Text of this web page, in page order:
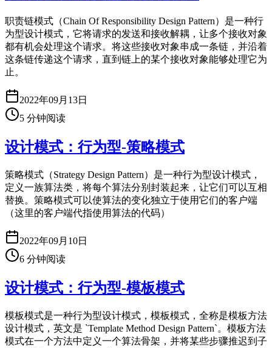
职责链模式（Chain Of Responsibility Design Pattern）是一种行
为型设计模式，它将请求的发送和接收解耦，让多个接收对象
都有机会处理这个请求。将这些接收对象串成一条链，并沿着
这条链传递这个请求，直到链上的某个接收对象能够处理它为
止。
2022年09月13日
5 分钟阅读
设计模式：行为型-策略模式
策略模式（Strategy Design Pattern）是一种行为型设计模式，
定义一族算法类，将每个算法分别封装起来，让它们可以互相
替换。策略模式可以使算法的变化独立于使用它们的客户端
（这里的客户端代指使用算法的代码）
2022年09月10日
6 分钟阅读
设计模式：行为型-模板模式
模板模式是一种行为型设计模式，模板模式，全称是模板方法
设计模式，英文是 `Template Method Design Pattern`。模板方法
模式在一个方法中定义一个算法骨架，并将某些步骤推迟到子